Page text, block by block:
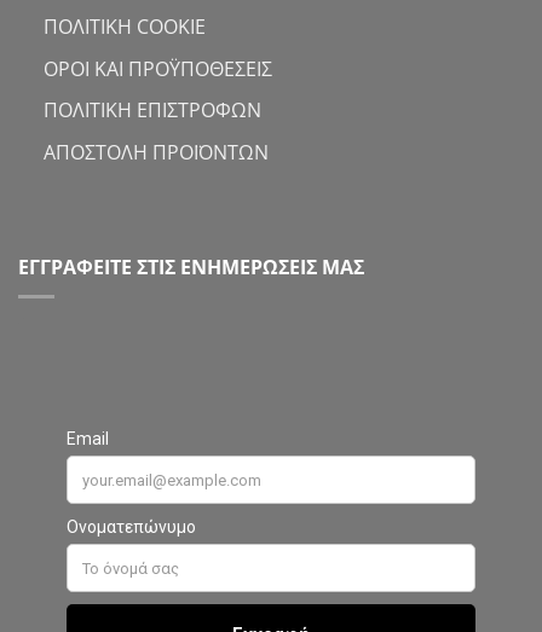
ΠΟΛΙΤΙΚΗ COOKIE
ΟΡΟΙ ΚΑΙ ΠΡΟΫΠΟΘΕΣΕΙΣ
ΠΟΛΙΤΙΚΗ ΕΠΙΣΤΡΟΦΩΝ
ΑΠΟΣΤΟΛΗ ΠΡΟΪΟΝΤΩΝ
ΕΓΓΡΑΦΕΙΤΕ ΣΤΙΣ ΕΝΗΜΕΡΩΣΕΙΣ ΜΑΣ